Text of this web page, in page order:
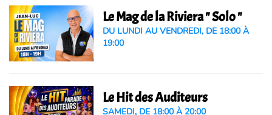
Le Mag de la Riviera " Solo "
DU LUNDI AU VENDREDI, DE 18:00 À
19:00
Le Hit des Auditeurs
SAMEDI, DE 18:00 À 20:00